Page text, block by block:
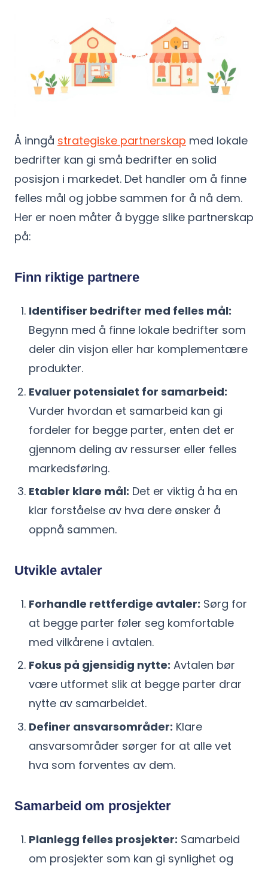
Å inngå strategiske partnerskap med lokale
bedrifter kan gi små bedrifter en solid
posisjon i markedet. Det handler om å finne
felles mål og jobbe sammen for å nå dem.
Her er noen måter å bygge slike partnerskap
på:
Finn riktige partnere
Identifiser bedrifter med felles mål:
Begynn med å finne lokale bedrifter som
deler din visjon eller har komplementære
produkter.
Evaluer potensialet for samarbeid:
Vurder hvordan et samarbeid kan gi
fordeler for begge parter, enten det er
gjennom deling av ressurser eller felles
markedsføring.
Etabler klare mål: Det er viktig å ha en
klar forståelse av hva dere ønsker å
oppnå sammen.
Utvikle avtaler
Forhandle rettferdige avtaler: Sørg for
at begge parter føler seg komfortable
med vilkårene i avtalen.
Fokus på gjensidig nytte: Avtalen bør
være utformet slik at begge parter drar
nytte av samarbeidet.
Definer ansvarsområder: Klare
ansvarsområder sørger for at alle vet
hva som forventes av dem.
Samarbeid om prosjekter
Planlegg felles prosjekter: Samarbeid
om prosjekter som kan gi synlighet og